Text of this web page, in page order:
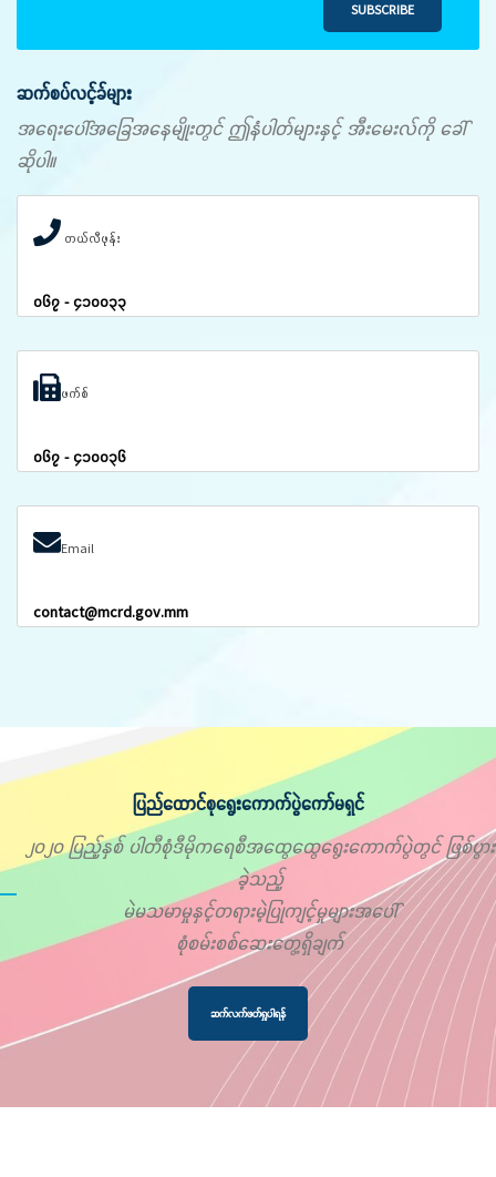
SUBSCRIBE
ဆက်စပ်လင့်ခ်များ
အရေးပေါ်အခြေအနေမျိုးတွင် ဤနံပါတ်များနှင့် အီးမေးလ်ကို ခေါ်
ဆိုပါ။
တယ်လီဖုန်း
၀၆၇ - ၄၁၀၀၃၃
ဖက်စ်
၀၆၇ - ၄၁၀၀၃၆
Email
contact@mcrd.gov.mm
ပြည်ထောင်စုရွေးကောက်ပွဲကော်မရှင်
၂၀၂၀ ပြည့်နှစ် ပါတီစုံဒီမိုကရေစီအထွေထွေရွေးကောက်ပွဲတွင် ဖြစ်ပွား
ခဲ့သည့်
မဲမသမာမှုနှင့်တရားမဲ့ပြုကျင့်မှုများအပေါ်
စုံစမ်းစစ်ဆေးတွေ့ရှိချက်
ဆက်လက်ဖတ်ရှုပါရန်